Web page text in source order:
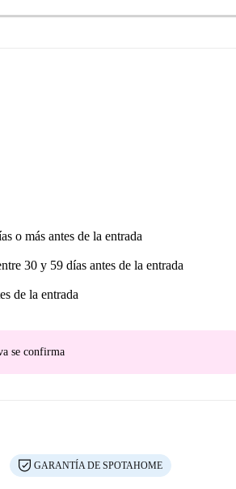
o más antes de la entrada
30 y 59 días antes de la entrada
de la entrada
se confirma
GARANTÍA DE SPOTAHOME